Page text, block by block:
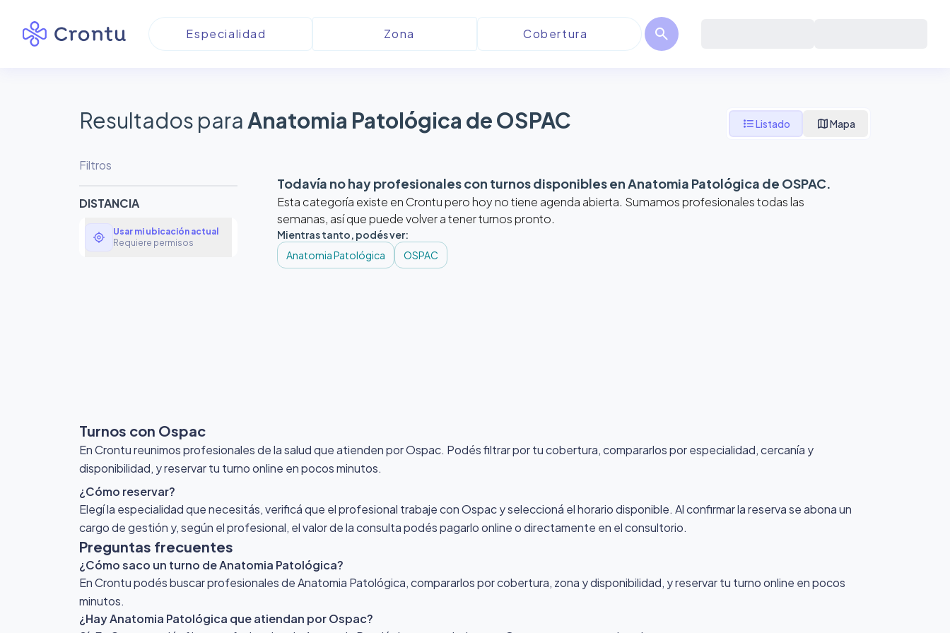
search
Resultados paraAnatomia Patológica de OSPAC format_list_bulletedListado mapMapa
Filtros
DISTANCIA
my_location
Usar mi ubicación actual
Requiere permisos
Todavía no hay profesionales con turnos disponibles enAnatomia Patológica de OSPAC.
Esta categoría existe en Crontu pero hoy no tiene agenda abierta. Sumamos profesionales todas las
semanas, así que puede volver a tener turnos pronto.
Mientras tanto, podés ver:
Anatomia Patológica
OSPAC
Turnos con Ospac
En Crontu reunimos profesionales de la salud que atienden por Ospac. Podés filtrar por tu cobertura, compararlos por especialidad, cercanía y
disponibilidad, y reservar tu turno online en pocos minutos.
¿Cómo reservar?
Elegí la especialidad que necesitás, verificá que el profesional trabaje con Ospac y seleccioná el horario disponible. Al confirmar la reserva se abona un
cargo de gestión y, según el profesional, el valor de la consulta podés pagarlo online o directamente en el consultorio.
Preguntas frecuentes
¿Cómo saco un turno de Anatomia Patológica?
En Crontu podés buscar profesionales de Anatomia Patológica, compararlos por cobertura, zona y disponibilidad, y reservar tu turno online en pocos
minutos.
¿Hay Anatomia Patológica que atiendan por Ospac?